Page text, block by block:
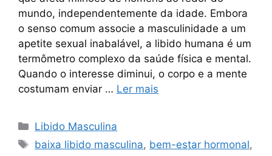
mundo, independentemente da idade. Embora
o senso comum associe a masculinidade a um
apetite sexual inabalável, a libido humana é um
termômetro complexo da saúde física e mental.
Quando o interesse diminui, o corpo e a mente
costumam enviar … Ler mais
Categorias
Libido Masculina
Tags
baixa libido masculina, bem-estar hormonal,